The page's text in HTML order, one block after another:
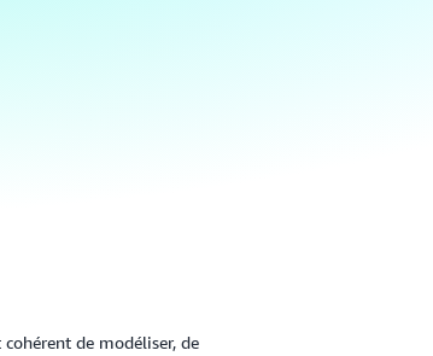
de modéliser, de